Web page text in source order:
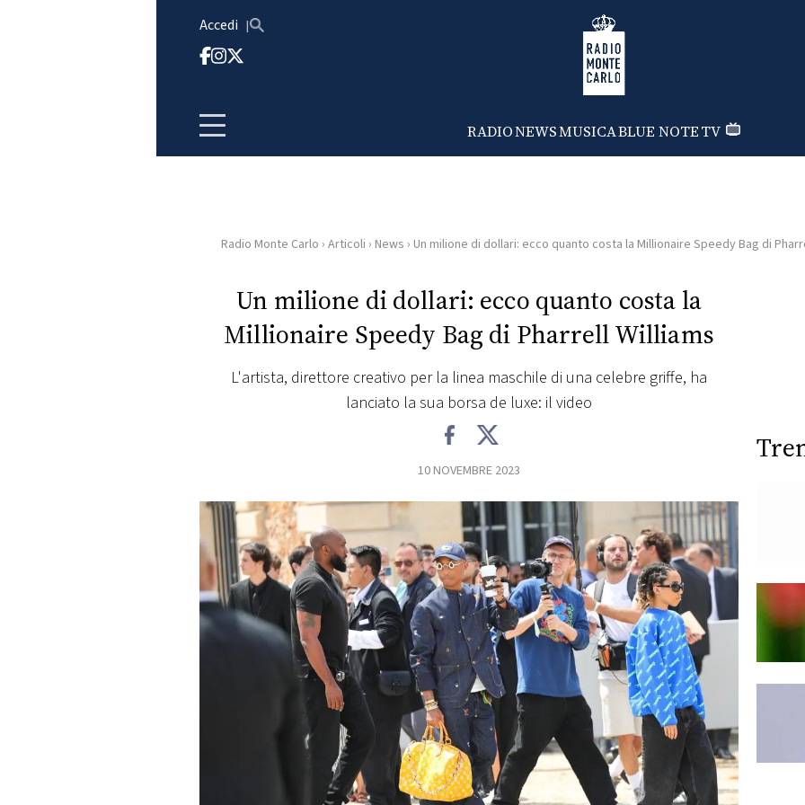
Accedi Radio Monte Carlo
RADIONEWSMUSICABLUE NOTETV
HOME
RADIO
FOTO
CONCORSI
EVENTI
Radio Monte Carlo › Articoli › News › Un milione di dollari: ecco quanto costa la Millionaire Speedy Bag di
Un milione di dollari: ecco quanto costa la
Millionaire Speedy Bag di Pharrell Williams
L'artista, direttore creativo per la linea maschile di una celebre griffe, ha
lanciato la sua borsa de luxe: il video
10 NOVEMBRE 2023